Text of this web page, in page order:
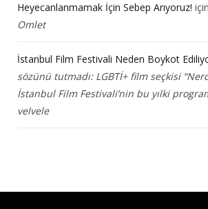
Heyecanlanmamak İçin Sebep Arıyoruz! için
Omlet
İstanbul Film Festivali Neden Boykot
sözünü tutmadı: LGBTİ+ film seçkisi
İstanbul Film Festivali’nin bu yılki
velvele